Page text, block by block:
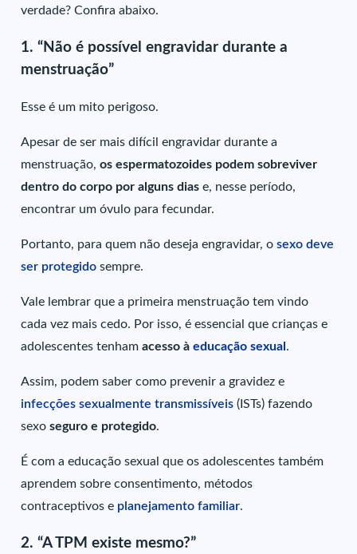
verdade? Confira abaixo.
1.“Não é possível engravidar durante a
menstruação”
Esse é um mito perigoso.
Apesar de ser mais difícil engravidar durante a
menstruação,os espermatozoides podem sobreviver
dentro do corpo por alguns dias e, nesse período,
encontrar um óvulo para fecundar.
Portanto, para quem não deseja engravidar, osexo deve
ser protegido sempre.
Vale lembrar que a primeira menstruação tem vindo
cada vez mais cedo. Por isso, é essencial que crianças e
adolescentes tenhamacesso àeducação sexual .
Assim, podem saber como prevenir a gravidez e
infecções sexualmente transmissíveis (ISTs) fazendo
sexoseguro e protegido.
É com a educação sexual que os adolescentes também
aprendem sobre consentimento, métodos
contraceptivos e planejamento familiar.
2.“A TPM existe mesmo?”